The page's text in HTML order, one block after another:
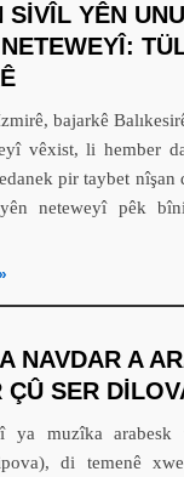
SIVÎL YÊN
bajarkê
vêxist, li hember
pir taybet
neteweyî pêk
NAVDAR A
ÇÛ SER
ya muzîka arabesk
di temenê